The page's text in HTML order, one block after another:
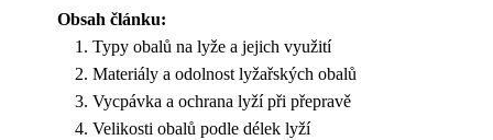
Obsah článku:
Typy obalů na lyže a jejich využití
Materiály a odolnost lyžařských obalů
Vycpávka a ochrana lyží při přepravě
Velikosti obalů podle délek lyží